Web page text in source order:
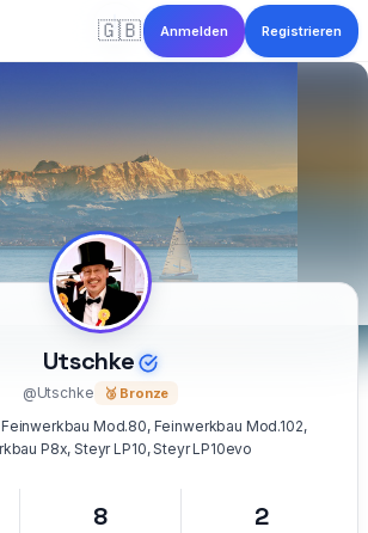
🇬🇧 Anmelden Registrieren
Utschke
@Utschke 🥉 Bronze
Mod.80, Feinwerkbau Mod.102,
P8x, Steyr LP10, Steyr LP10evo
8 2